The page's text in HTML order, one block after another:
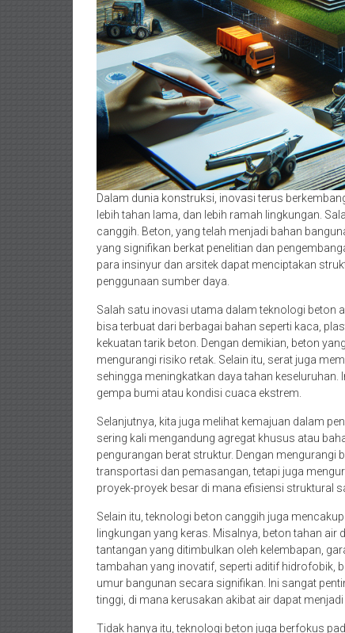
Dalam dunia konstruksi, inovasi terus
lebih tahan lama, dan lebih ramah lingkungan.
canggih. Beton, yang telah menjadi bahan
yang signifikan berkat penelitian dan
para insinyur dan arsitek dapat menciptakan
penggunaan sumber daya.
Salah satu inovasi utama dalam teknologi beton
bisa terbuat dari berbagai bahan seperti kaca,
kekuatan tarik beton. Dengan demikian, beton
mengurangi risiko retak. Selain itu, serat juga
sehingga meningkatkan daya tahan keseluruhan.
gempa bumi atau kondisi cuaca ekstrem.
Selanjutnya, kita juga melihat kemajuan dalam
sering kali mengandung agregat khusus atau
pengurangan berat struktur. Dengan mengurangi
transportasi dan pemasangan, tetapi juga
proyek-proyek besar di mana efisiensi struktural
Selain itu, teknologi beton canggih juga
lingkungan yang keras. Misalnya, beton tahan
tantangan yang ditimbulkan oleh kelembapan,
tambahan yang inovatif, seperti aditif hidrofobik,
umur bangunan secara signifikan. Ini sangat
tinggi, di mana kerusakan akibat air dapat
Tidak hanya itu, teknologi beton juga berfokus